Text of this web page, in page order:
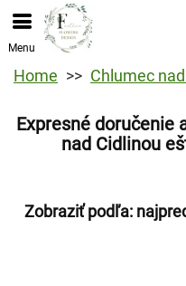
Menu
Home Chlumec
Expresné doručenie
nad Cidlinou
Zobraziť podľa: